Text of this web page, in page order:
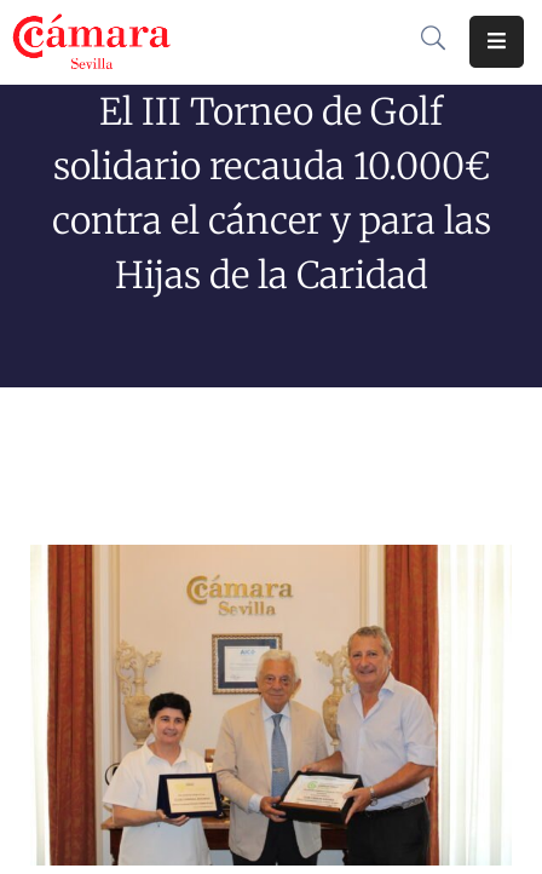
Comercio
Soluciones
El III Torneo de Golf
solidario recauda 10.000€
contra el cáncer y para las
Hijas de la Caridad